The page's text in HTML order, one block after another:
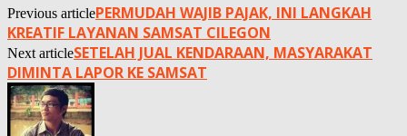
Previous articlePERMUDAH WAJIB PAJAK, INI LANGKAH
KREATIF LAYANAN SAMSAT CILEGON
Next articleSETELAH JUAL KENDARAAN, MASYARAKAT
DIMINTA LAPOR KE SAMSAT